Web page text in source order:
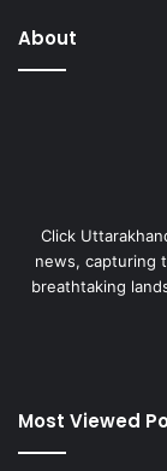
About
Click
news, capturing
breathtaking
Most Viewed